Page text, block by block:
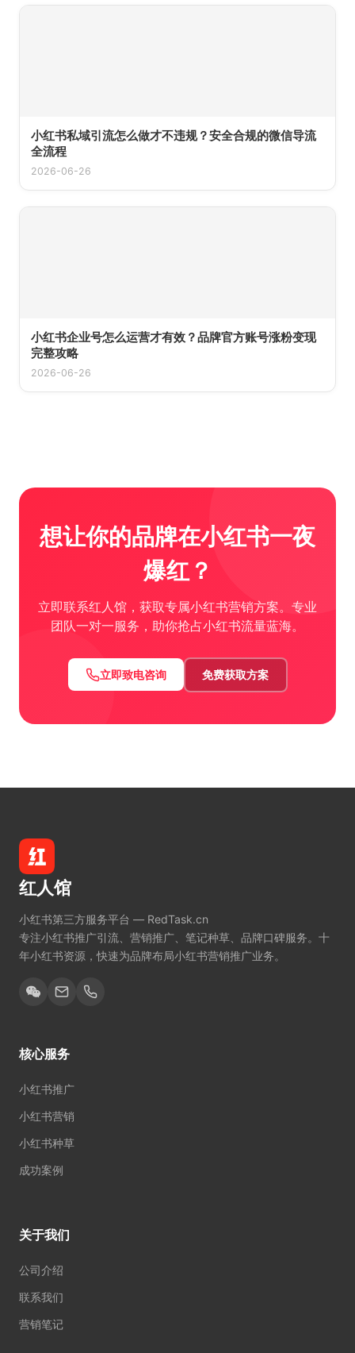
小红书私域引流怎么做才不违规？安全合规的微信导流
全流程
2026-06-26
小红书企业号怎么运营才有效？品牌官方账号涨粉变现
完整攻略
2026-06-26
想让你的品牌在小红书一夜
爆红？
立即联系红人馆，获取专属小红书营销方案。专业
团队一对一服务，助你抢占小红书流量蓝海。
立即致电咨询 免费获取方案
红人馆
小红书第三方服务平台 — RedTask.cn
专注小红书推广引流、营销推广、笔记种草、品牌口碑服务。十
年小红书资源，快速为品牌布局小红书营销推广业务。
核心服务
小红书推广
小红书营销
小红书种草
成功案例
关于我们
公司介绍
联系我们
营销笔记